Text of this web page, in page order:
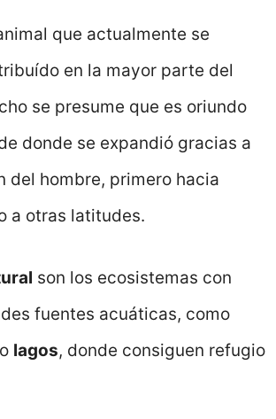
que actualmente se
en la mayor parte del
se presume que es oriundo
donde se expandió gracias a
del hombre, primero hacia
a otras latitudes.
son los ecosistemas con
fuentes acuáticas, como
o lagos, donde consiguen refugio